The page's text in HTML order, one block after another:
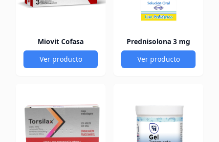
Miovit Cofasa
Ver producto
Prednisolona 3 mg
Ver producto